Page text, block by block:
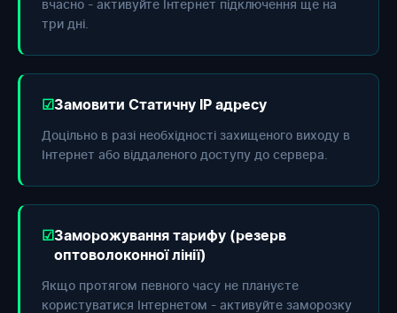
вчасно - активуйте Інтернет підключення ще на
три дні.
Замовити Статичну IP адресу
Доцільно в разі необхідності захищеного виходу в
Інтернет або віддаленого доступу до сервера.
Заморожування тарифу (резерв
оптоволоконної лінії)
Якщо протягом певного часу не плануєте
користуватися Інтернетом - активуйте заморозку